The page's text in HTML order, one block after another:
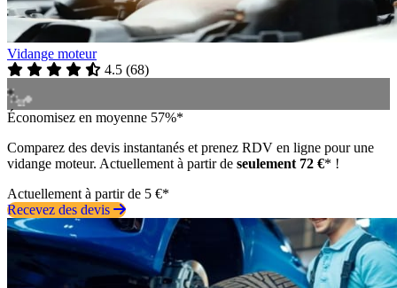
Vidange moteur
4.5 (68)
Économisez en moyenne 57%*
Comparez des devis instantanés et prenez RDV en ligne pour une
vidange moteur. Actuellement à partir de seulement 72 €* !
Actuellement à partir de 5 €*
Recevez des devis